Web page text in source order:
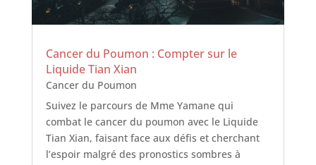
Cancer du Poumon : Compter sur le
Liquide Tian Xian
Cancer du Poumon
Suivez le parcours de Mme Yamane qui
combat le cancer du poumon avec le Liquide
Tian Xian, faisant face aux défis et cherchant
l’espoir malgré des pronostics sombres à